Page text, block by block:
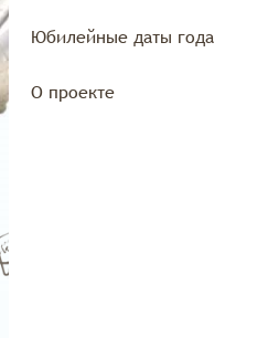
края
Юбилейные даты года
О проекте